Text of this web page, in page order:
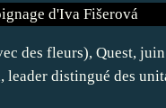
des fleurs), Quest,
leader distingué des